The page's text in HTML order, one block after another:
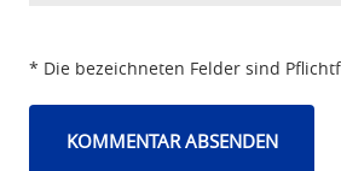
* Die bezeichneten Felder sind